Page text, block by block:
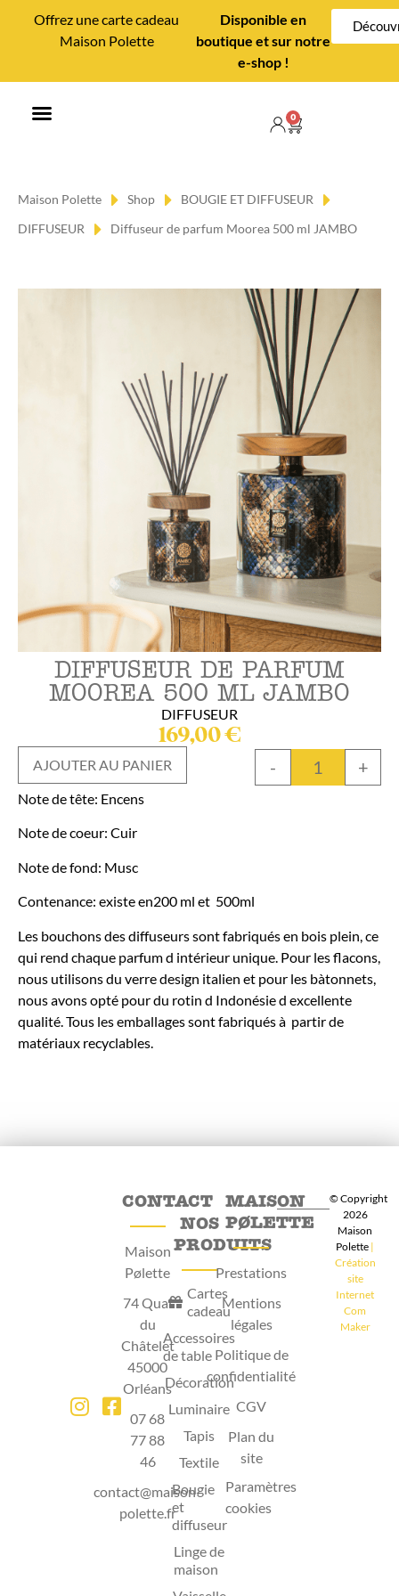
Offrez une carte cadeau
Maison Polette
Disponible en
boutique et sur notre
e-shop !
0
Maison Polette Shop
BOUGIE ET DIFFUSEUR
DIFFUSEUR
Diffuseur de parfum Moorea 500 ml JAMBO
DIFFUSEUR DE PARFUM
MOOREA 500 ML JAMBO
DIFFUSEUR
169,00€
- +
AJOUTER AU PANIER
Note de tête: Encens
Note de coeur: Cuir
Note de fond: Musc
Contenance: existe en200 ml et 500ml
Les bouchons des diffuseurs sont fabriqués en bois plein, ce
qui rend chaque parfum d intérieur unique. Pour les flacons,
nous utilisons du verre design italien et pour les bàtonnets,
nous avons opté pour du rotin d Indonésie d excellente
qualité. Tous les emballages sont fabriqués à partir de
matériaux recyclables.
CONTACT
Maison
Pølette
74 Quai
du
Châtelet
45000
Orléans
07 68
77 88
46
contact@maison-
polette.fr
NOS
PRODUITS
Cartes
cadeau
Accessoires
de table
Décoration
Luminaire
Tapis
Textile
Bougie
et
diffuseur
Linge de
maison
MAISON
PØLETTE
Prestations
Mentions
légales
Politique de
confidentialité
CGV
Plan du
site
Paramètres
cookies
© Copyright
2026
Maison
Polette |
Création
site
Internet
Com
Maker